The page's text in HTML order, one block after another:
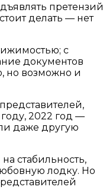
претензий
делать — нет
с
документов
но возможно и
2022 год —
даже другую
стабильность,
лодку. Но